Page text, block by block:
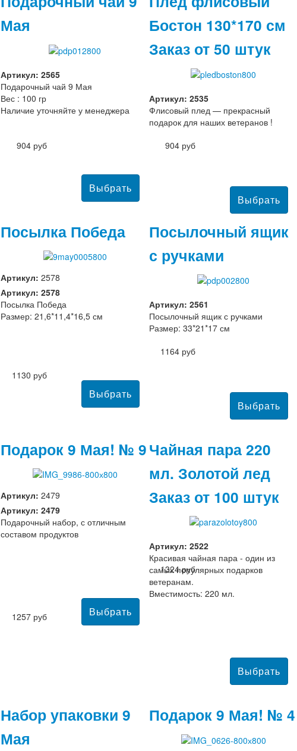
904 руб
Мая
Артикул: 2565
Подарочный чай 9 Мая
Вес : 100 гр
Наличие уточняйте у менеджера
904 руб
Бостон 130*170 см
Заказ от 50 штук
Артикул: 2535
Флисовый плед — прекрасный
подарок для наших ветеранов !
1130 руб
Посылка Победа
Артикул: 2578
Артикул: 2578
Посылка Победа
Размер: 21,6*11,4*16,5 см
1164 руб
Посылочный ящик
с ручками
Артикул: 2561
Посылочный ящик с ручками
Размер: 33*21*17 см
1257 руб
Подарок 9 Мая! № 9
Артикул: 2479
Артикул: 2479
Подарочный набор, с отличным
составом продуктов
1324 руб
Чайная пара 220
мл. Золотой лед
Заказ от 100 штук
Артикул: 2522
Красивая чайная пара - один из
самых популярных подарков
ветеранам.
Вместимость: 220 мл.
Набор упаковки 9
Мая
Подарок 9 Мая! № 4